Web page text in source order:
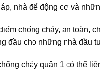
nhà để động cơ và
chống cháy, an toàn,
đầu cho những nhà đầu
cháy quận 1 có thể